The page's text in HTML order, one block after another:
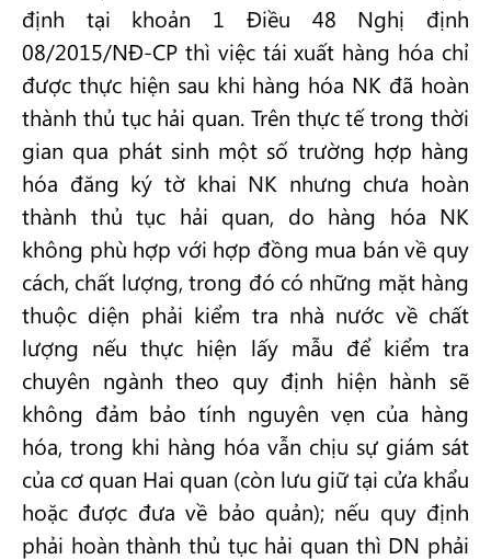
định tại khoản 1 Điều 48 Nghị định
08/2015/NĐ-CP thì việc tái xuất hàng hóa chỉ
được thực hiện sau khi hàng hóa NK đã hoàn
thành thủ tục hải quan. Trên thực tế trong thời
gian qua phát sinh một số trường hợp hàng
hóa đăng ký tờ khai NK nhưng chưa hoàn
thành thủ tục hải quan, do hàng hóa NK
không phù hợp với hợp đồng mua bán về quy
cách, chất lượng, trong đó có những mặt hàng
thuộc diện phải kiểm tra nhà nước về chất
lượng nếu thực hiện lấy mẫu để kiểm tra
chuyên ngành theo quy định hiện hành sẽ
không đảm bảo tính nguyên vẹn của hàng
hóa, trong khi hàng hóa vẫn chịu sự giám sát
của cơ quan Hai quan (còn lưu giữ tại cửa khẩu
hoặc được đưa về bảo quản); nếu quy định
phải hoàn thành thủ tục hải quan thì DN phải